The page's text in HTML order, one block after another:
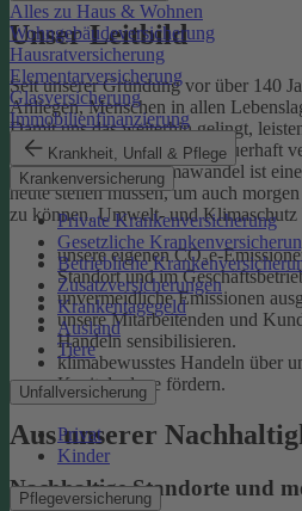
Alles zu Haus & Wohnen
Wohngebäudeversicherung
Hausratversicherung
Elementarversicherung
Glasversicherung
Immobilienfinanzierung
Krankheit, Unfall & Pflege
Krankenversicherung
Private Krankenversicherung
Gesetzliche
Betriebliche
Zusatzversicherungen
Krankentagegeld
Ausland
Tiere
Unfallversicherung
Privat
Kinder
Pflegeversicherung
Unser Leitbild
Seit unserer Gründung vor über 140
Anliegen, Menschen in allen
Damit uns das weiterhin gelingt,
gesunden Klima und einer dauerhaft
menschgemachte Klimawandel ist
heute stellen müssen, um auch
zu können.Umwelt- und Klimaschutz
unsere eigenen CO₂e-
Standort und im
unvermeidliche Emissionen
unsere Mitarbeitenden und
Handeln sensibilisieren.
klimabewusstes Handeln über
Kapitalanlage fördern.
Aus unserer
Nachhaltige Standorte und